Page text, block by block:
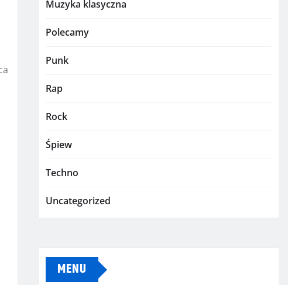
Muzyka klasyczna
Polecamy
Punk
Rap
Rock
Śpiew
Techno
Uncategorized
MENU